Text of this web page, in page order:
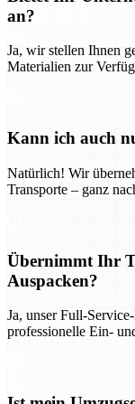
an?
Ja, wir stellen Ihnen
Materialien zur
Kann ich auch
Natürlich! Wir
Transporte – ganz
Übernimmt Ihr
Auspacken?
Ja, unser Full-
professionelle Ein-